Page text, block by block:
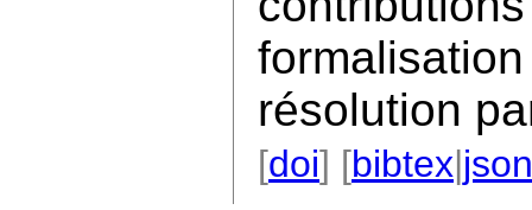
résolution
[doi] [bibtex|json